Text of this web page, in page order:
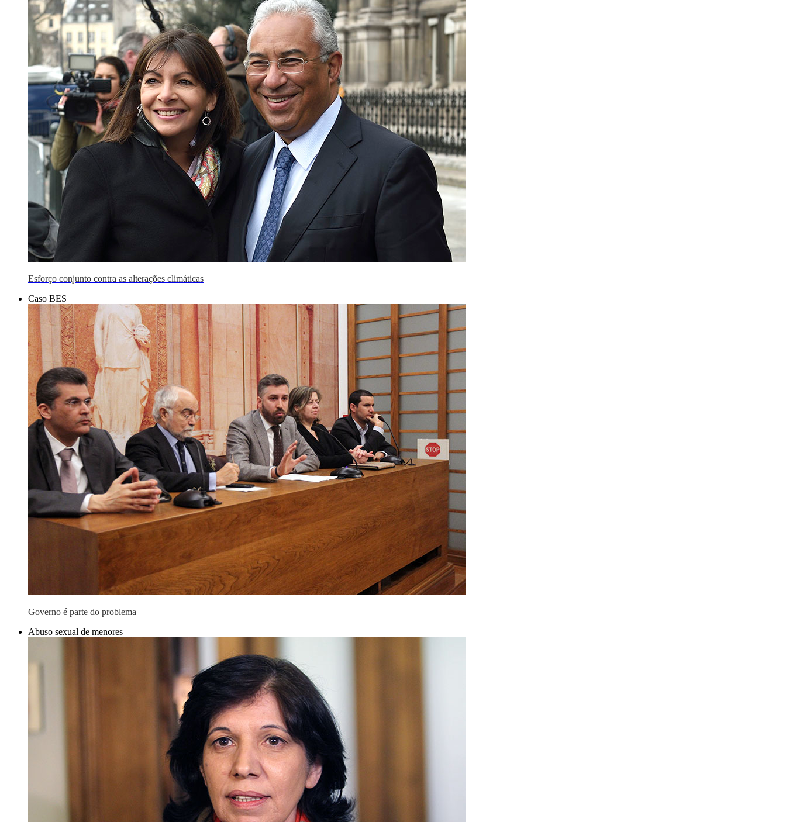
Esforço conjunto contra as alterações climáticas
Caso BES
Governo é parte do problema
Abuso sexual de menores